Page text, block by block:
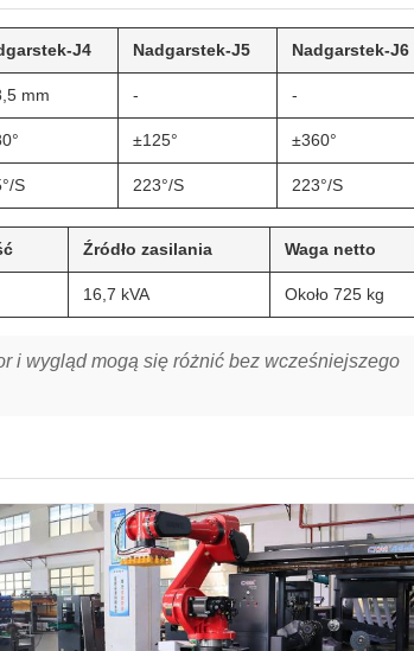
J4 Nadgarstek-J5 Nadgarstek-J6
mm - -
±125° ±360°
S 223°/S 223°/S
Źródło zasilania Waga netto
16,7 kVA Około 725 kg
i wygląd mogą się różnić bez wcześniejszego